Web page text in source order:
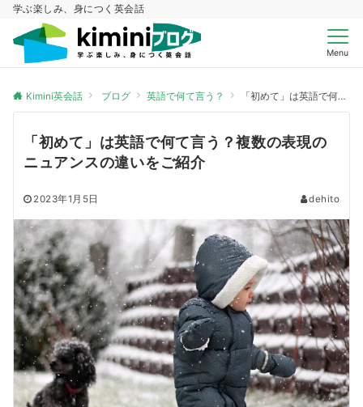
学ぶ楽しみ、身につく英会話
Menu
Kimini英会話 ブログ 英語で何て言う？ 「初めて」は英語で何て言う？複数の表現のニュアンスの違いをご紹介
「初めて」は英語で何て言う？複数の表現の
ニュアンスの違いをご紹介
2023年1月5日 dehito